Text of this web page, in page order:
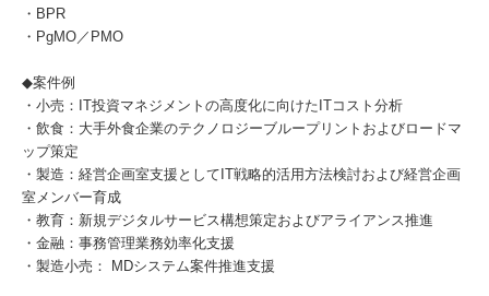
・BPR
・PgMO／PMO
◆案件例
・小売：IT投資マネジメントの高度化に向けたITコスト分析
・飲食：大手外食企業のテクノロジーブループリントおよびロードマ
ップ策定
・製造：経営企画室支援としてIT戦略的活用方法検討および経営企画
室メンバー育成
・教育：新規デジタルサービス構想策定およびアライアンス推進
・金融：事務管理業務効率化支援
・製造小売： MDシステム案件推進支援